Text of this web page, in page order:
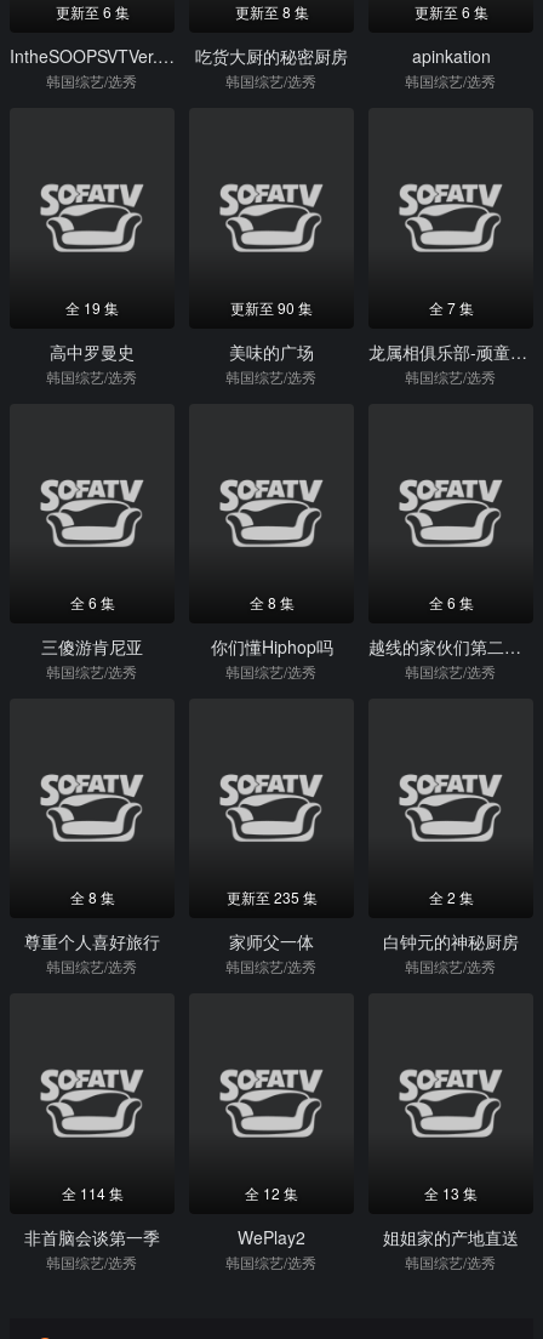
更新至 6 集
IntheSOOPSVTVer.Season2
韩国综艺/选秀
更新至 8 集
吃货大厨的秘密厨房
韩国综艺/选秀
更新至 6 集
apinkation
韩国综艺/选秀
全 19 集
高中罗曼史
韩国综艺/选秀
更新至 90 集
美味的广场
韩国综艺/选秀
全 7 集
龙属相俱乐部-顽童老友记
韩国综艺/选秀
全 6 集
三傻游肯尼亚
韩国综艺/选秀
全 8 集
你们懂Hiphop吗
韩国综艺/选秀
全 6 集
越线的家伙们第二季-韩半岛篇
韩国综艺/选秀
全 8 集
尊重个人喜好旅行
韩国综艺/选秀
更新至 235 集
家师父一体
韩国综艺/选秀
全 2 集
白钟元的神秘厨房
韩国综艺/选秀
全 114 集
非首脑会谈第一季
韩国综艺/选秀
全 12 集
WePlay2
韩国综艺/选秀
全 13 集
姐姐家的产地直送
韩国综艺/选秀